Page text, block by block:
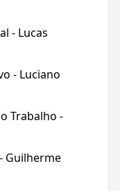
- Lucas
- Luciano
Trabalho -
Guilherme